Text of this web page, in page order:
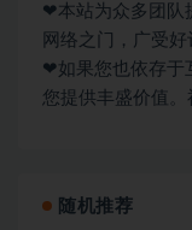
❤本站为众多团队
网络之门，广受好
❤如果您也依存于
您提供丰盛价值。
随机推荐